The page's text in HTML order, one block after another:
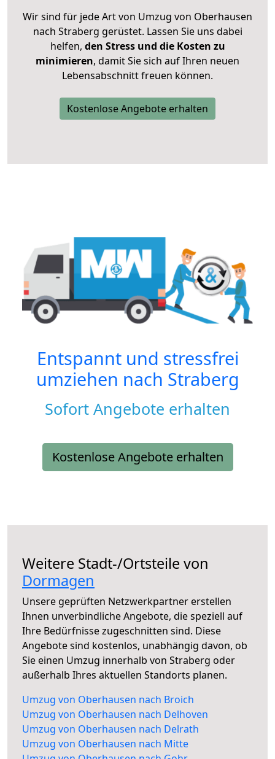
Wir sind für jede Art von Umzug von Oberhausen
nach Straberg gerüstet. Lassen Sie uns dabei
helfen, den Stress und die Kosten zu
minimieren, damit Sie sich auf Ihren neuen
Lebensabschnitt freuen können.
Kostenlose Angebote erhalten
Entspannt und stressfrei
umziehen nach Straberg
Sofort Angebote erhalten
Kostenlose Angebote erhalten
Weitere Stadt-/Ortsteile von
Dormagen
Unsere geprüften Netzwerkpartner erstellen
Ihnen unverbindliche Angebote, die speziell auf
Ihre Bedürfnisse zugeschnitten sind. Diese
Angebote sind kostenlos, unabhängig davon, ob
Sie einen Umzug innerhalb von Straberg oder
außerhalb Ihres aktuellen Standorts planen.
Umzug von Oberhausen nach Broich
Umzug von Oberhausen nach Delhoven
Umzug von Oberhausen nach Delrath
Umzug von Oberhausen nach Mitte